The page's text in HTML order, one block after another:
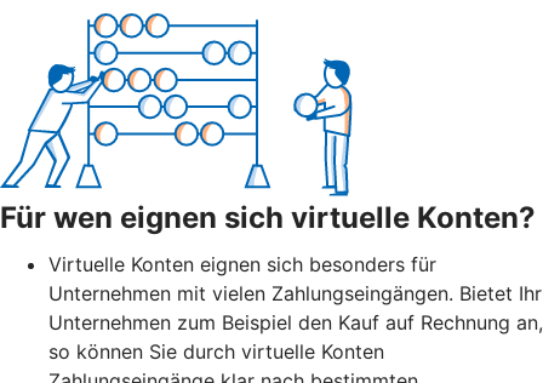
Für wen eignen sich virtuelle Konten?
Virtuelle Konten eignen sich besonders für
Unternehmen mit vielen Zahlungseingängen. Bietet Ihr
Unternehmen zum Beispiel den Kauf auf Rechnung an,
so können Sie durch virtuelle Konten